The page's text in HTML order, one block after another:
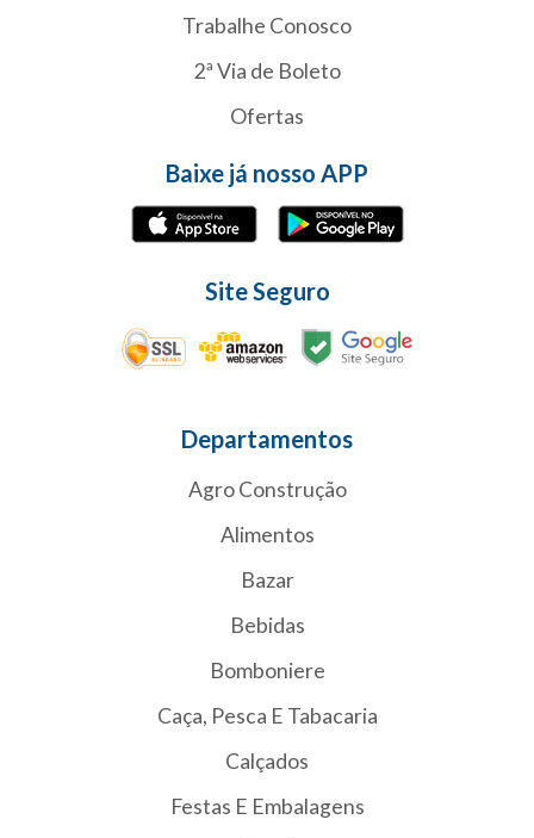
Trabalhe Conosco
2ª Via de Boleto
Ofertas
Baixe já nosso APP
Site Seguro
Departamentos
Agro Construção
Alimentos
Bazar
Bebidas
Bomboniere
Caça, Pesca E Tabacaria
Calçados
Festas E Embalagens